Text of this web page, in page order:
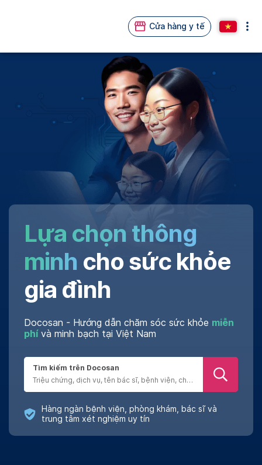
Cửa hàng y tế
Lựa chọn thông
minh cho sức khỏe
gia đình
Docosan - Hướng dẫn chăm sóc sức khỏe miễn
phívà minh bạch tại Việt Nam
Tìm kiếm trên Docosan
trung tâm xét nghiệm uy tín